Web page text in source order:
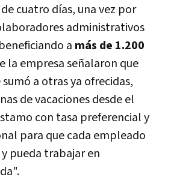
cuatro días, una vez por
administrativos
a más de 1.200
la empresa señalaron que
a otras ya ofrecidas,
de vacaciones desde el
con tasa preferencial y
para que cada empleado
pueda trabajar en